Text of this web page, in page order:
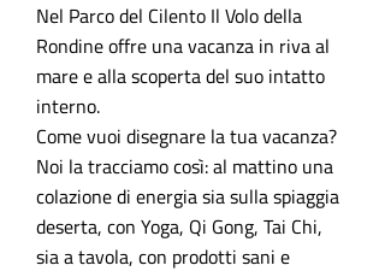
Nel Parco del Cilento Il Volo della
Rondine offre una vacanza in riva al
mare e alla scoperta del suo intatto
interno.
Come vuoi disegnare la tua vacanza?
Noi la tracciamo così: al mattino una
colazione di energia sia sulla spiaggia
deserta, con Yoga, Qi Gong, Tai Chi,
sia a tavola, con prodotti sani e